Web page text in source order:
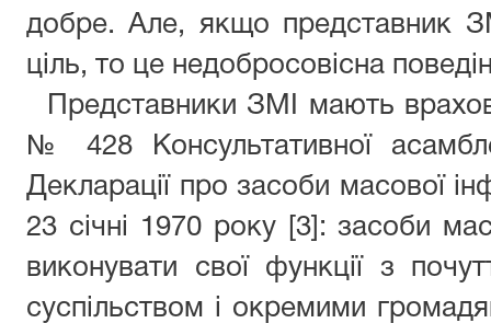
добре. Але, якщо представник
ціль, то це недобросовісна
Представники ЗМІ мають
№ 428 Консультативної
Декларації про засоби масової
23 січні 1970 року [3]: засоби
виконувати свої функції з
суспільством і окремими